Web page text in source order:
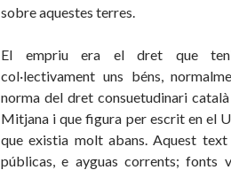
sobre aquestes terres.
El empriu era el dret que
col·lectivament uns béns,
norma del dret consuetudinari
Mitjana i que figura per escrit en el
que existia molt abans. Aquest text
públicas, e ayguas corrents; fonts